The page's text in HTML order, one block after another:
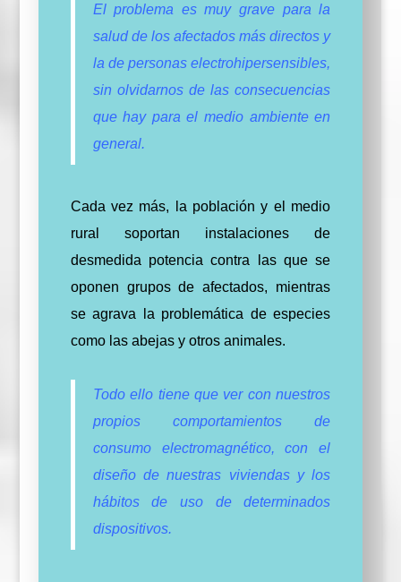
El problema es muy grave para la
salud de los afectados más directos y
la de personas electrohipersensibles,
sin olvidarnos de las consecuencias
que hay para el medio ambiente en
general.
Cada vez más, la población y el medio
rural soportan instalaciones de
desmedida potencia contra las que se
oponen grupos de afectados, mientras
se agrava la problemática de especies
como las abejas y otros animales.
Todo ello tiene que ver con nuestros
propios comportamientos de
consumo electromagnético, con el
diseño de nuestras viviendas y los
hábitos de uso de determinados
dispositivos.